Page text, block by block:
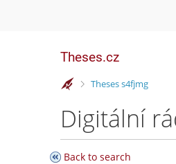
Theses.cz
>
Theses s4fjmg
Back to search